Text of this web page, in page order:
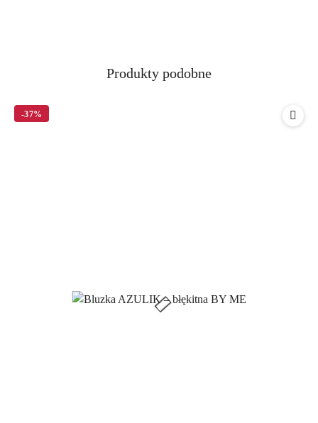
Pomiń karuzelę produktów
Produkty
Produkty podobne
-37%